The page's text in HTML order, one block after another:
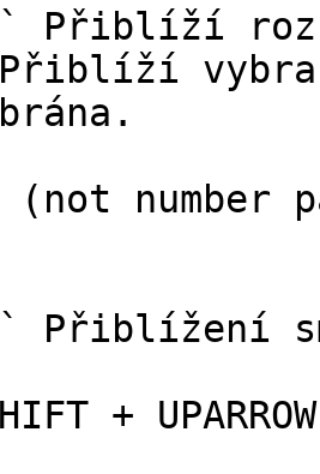
Přiblíží
(not number
Přiblížení
+